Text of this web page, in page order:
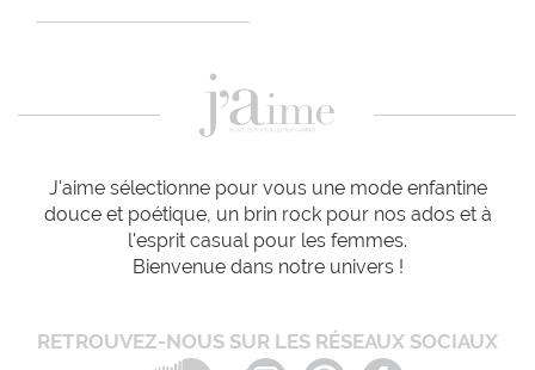
J'aime sélectionne pour vous une mode enfantine
douce et poétique, un brin rock pour nos ados et à
l'esprit casual pour les femmes.
Bienvenue dans notre univers !
RETROUVEZ-NOUS SUR LES RÉSEAUX SOCIAUX